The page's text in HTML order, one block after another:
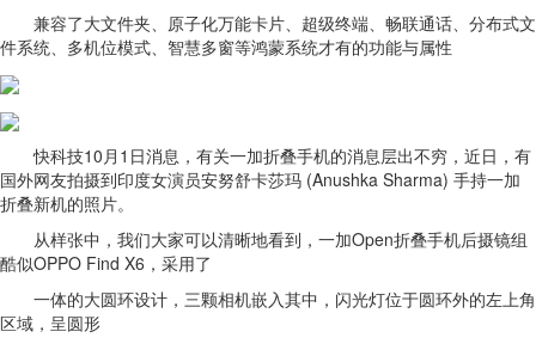
兼容了大文件夹、原子化万能卡片、超级终端、畅联通话、分布式文
件系统、多机位模式、智慧多窗等鸿蒙系统才有的功能与属性
快科技10月1日消息，有关一加折叠手机的消息层出不穷，近日，有
国外网友拍摄到印度女演员安努舒卡莎玛 (Anushka Sharma) 手持一加
折叠新机的照片。
从样张中，我们大家可以清晰地看到，一加Open折叠手机后摄镜组
酷似OPPO Find X6，采用了
一体的大圆环设计，三颗相机嵌入其中，闪光灯位于圆环外的左上角
区域，呈圆形